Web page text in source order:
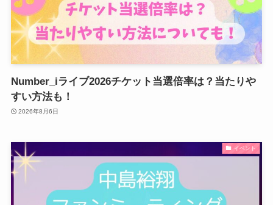
Number_iライブ2026チケット当選倍率は？当たりや
すい方法も！
2026年8月6日
イベント